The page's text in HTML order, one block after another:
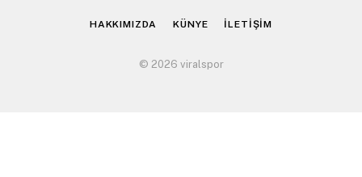
HAKKIMIZDA KÜNYE İLETİŞİM
© 2026 viralspor